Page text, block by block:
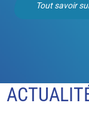
Tout savoir